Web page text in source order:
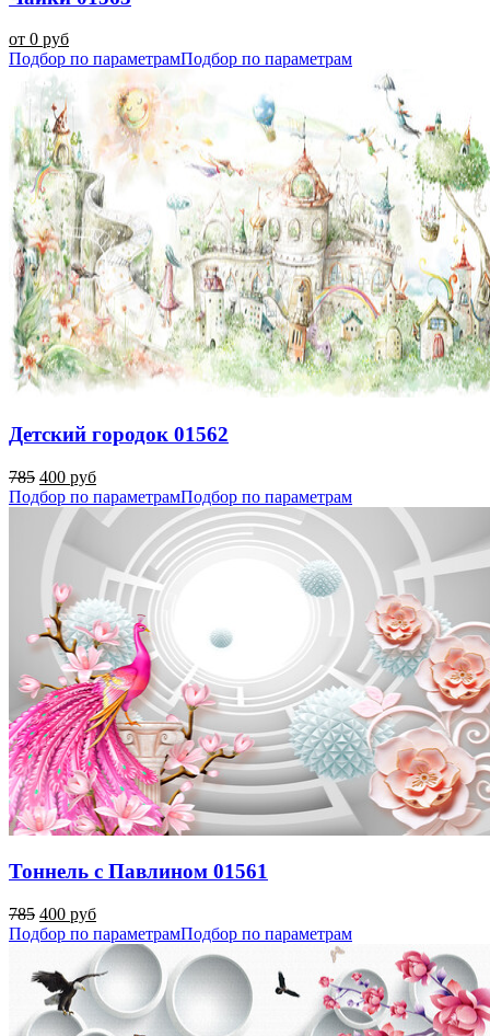
от 0 руб
Подбор по параметрамПодбор по параметрам
Детский городок 01562
785 400 руб
Подбор по параметрамПодбор по параметрам
Тоннель с Павлином 01561
785 400 руб
Подбор по параметрамПодбор по параметрам